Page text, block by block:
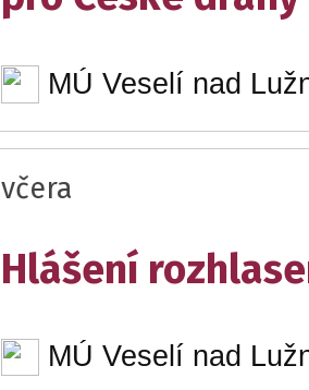
MÚ Veselí nad
včera
Hlášení
MÚ Veselí nad